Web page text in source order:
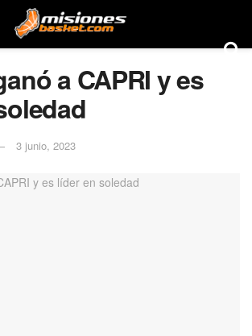
a CAPRI y es
3 junio, 2023